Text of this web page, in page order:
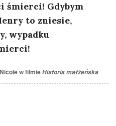
śmierci! Gdybym
to zniesie,
wypadku
w filmieHistoria małżeńska